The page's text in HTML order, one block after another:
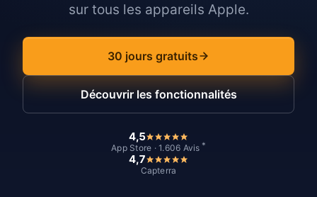
sur tous les appareils Apple.
30 jours gratuits
Découvrir les fonctionnalités
4,5
App Store · 1.606 Avis *
4,7
Capterra